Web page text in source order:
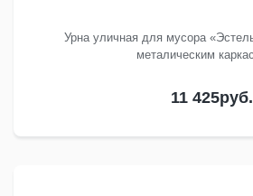
Урна уличная для мусора
металическим
11 425руб.